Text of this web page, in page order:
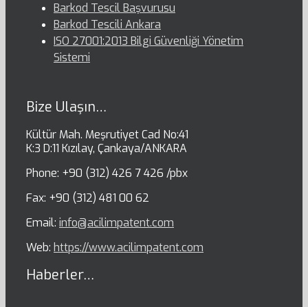
Barkod Tescil Başvurusu
Barkod Tescili Ankara
ISO 27001:2013 Bilgi Güvenliği Yönetim
Sistemi
Bize Ulaşın…
Kültür Mah. Meşrutiyet Cad No:41
K:3 D:11 Kızılay, Çankaya/ANKARA
Phone: +90 (312) 426 7 426 /pbx
Fax: +90 (312) 481 00 62
Email: info@acilimpatent.com
Web: https://www.acilimpatent.com
Haberler…